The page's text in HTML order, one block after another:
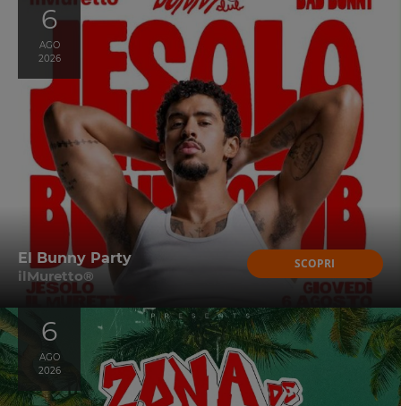
6
AGO
2026
El Bunny Party
ilMuretto®
SCOPRI
6
AGO
2026